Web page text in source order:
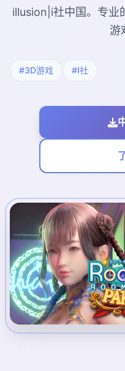
illusion|i社中国。专业
游
#3D游戏 #I社